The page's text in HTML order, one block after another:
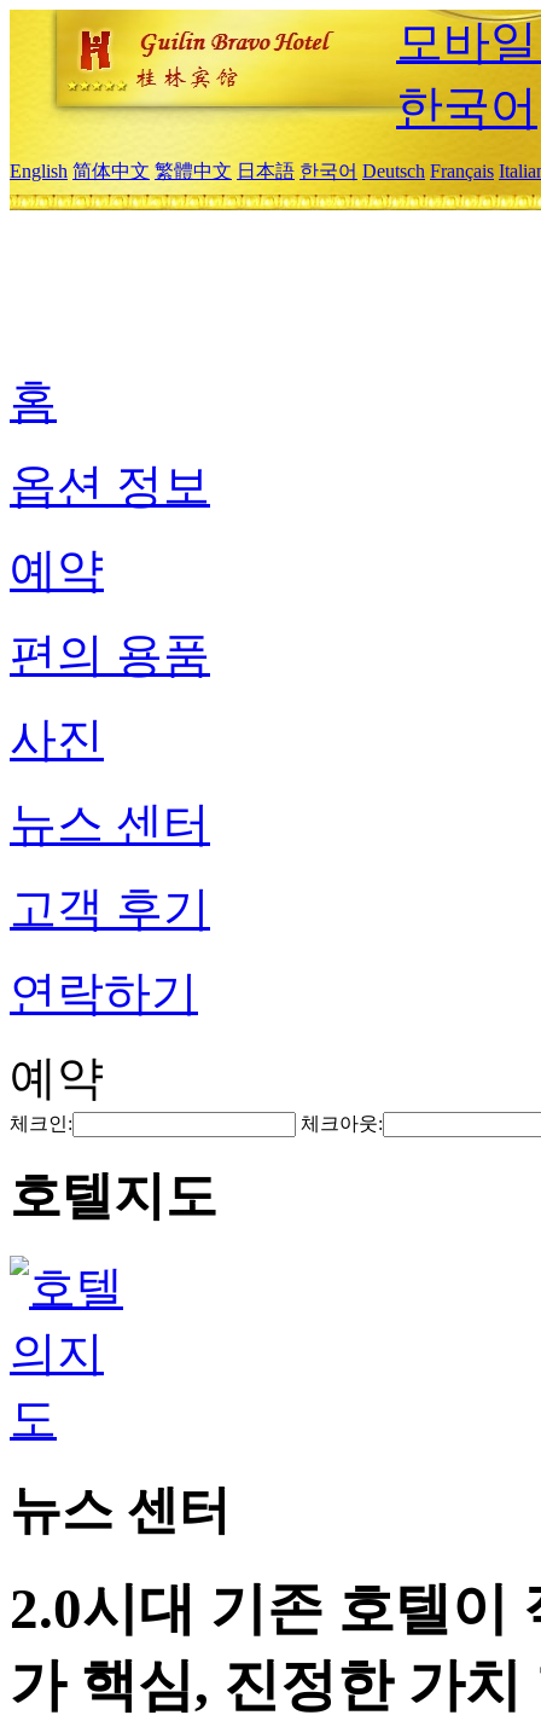
모바
한국어
English 简体中文 繁體中文 日本語 한국어 Deutsch Français
홈
옵션 정보
예약
편의 용품
사진
뉴스 센터
고객 후기
연락하기
예약
체크인: 체크아웃:
호텔지도
뉴스 센터
2.0시대 기존 호텔이
가 핵심, 진정한 가치